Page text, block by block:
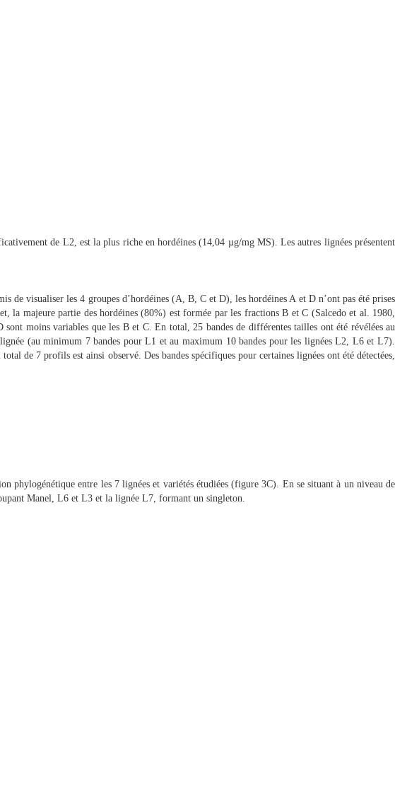
de L2, est la plus riche en hordéines (14,04 µg/mg MS). Les autres lignées présentent
de visualiser les 4 groupes d’hordéines (A, B, C et D), les hordéines A et D n’ont pas été prises
la majeure partie des hordéines (80%) est formée par les fractions B et C (Salcedo et al. 1980,
moins variables que les B et C. En total, 25 bandes de différentes tailles ont été révélées au
(au minimum 7 bandes pour L1 et au maximum 10 bandes pour les lignées L2, L6 et L7).
de 7 profils est ainsi observé. Des bandes spécifiques pour certaines lignées ont été détectées,
phylogénétique entre les 7 lignées et variétés étudiées (figure 3C). En se situant à un niveau de
Manel, L6 et L3 et la lignée L7, formant un singleton.